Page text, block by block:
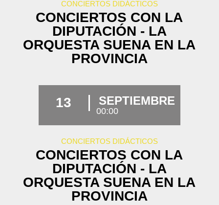
CONCIERTOS DIDÁCTICOS
CONCIERTOS CON LA
DIPUTACIÓN - LA
ORQUESTA SUENA EN LA
PROVINCIA
13 SEPTIEMBRE
00:00
CONCIERTOS DIDÁCTICOS
CONCIERTOS CON LA
DIPUTACIÓN - LA
ORQUESTA SUENA EN LA
PROVINCIA